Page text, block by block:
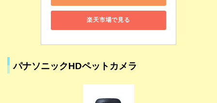
楽天市場で見る
パナソニックHDペットカメラ